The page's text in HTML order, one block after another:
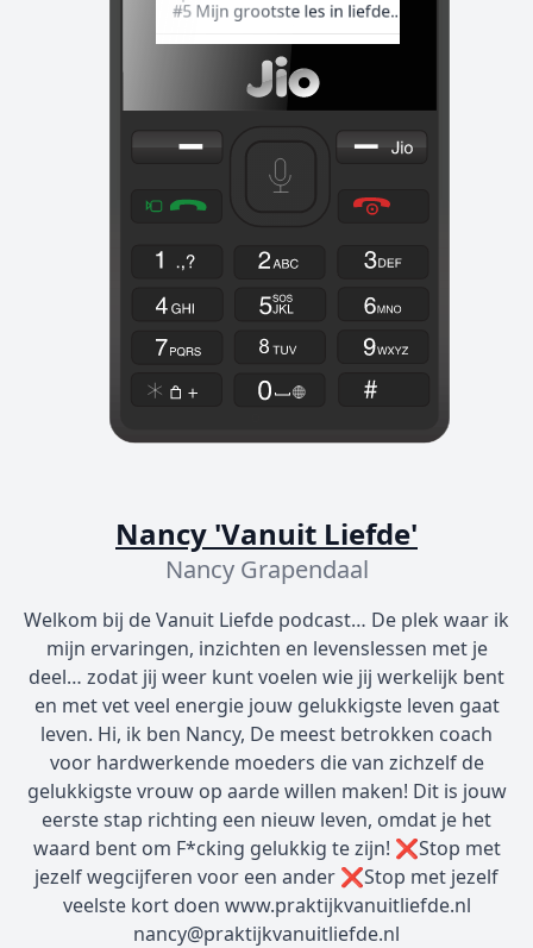
Nancy 'Vanuit Liefde'
Nancy Grapendaal
Welkom bij de Vanuit Liefde podcast… De plek waar ik
mijn ervaringen, inzichten en levenslessen met je
deel… zodat jij weer kunt voelen wie jij werkelijk bent
en met vet veel energie jouw gelukkigste leven gaat
leven. Hi, ik ben Nancy, De meest betrokken coach
voor hardwerkende moeders die van zichzelf de
gelukkigste vrouw op aarde willen maken! Dit is jouw
eerste stap richting een nieuw leven, omdat je het
waard bent om F*cking gelukkig te zijn! ❌️Stop met
jezelf wegcijferen voor een ander ❌️Stop met jezelf
veelste kort doen www.praktijkvanuitliefde.nl
nancy@praktijkvanuitliefde.nl